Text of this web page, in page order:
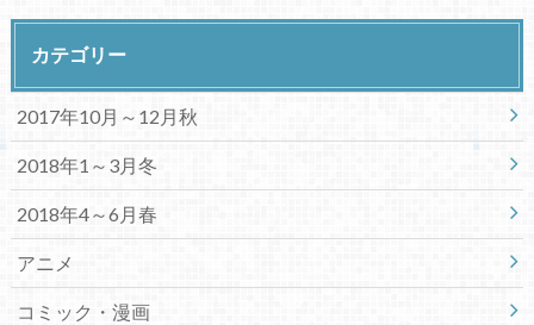
カテゴリー
2017年10月～12月秋
2018年1～3月冬
2018年4～6月春
アニメ
コミック・漫画